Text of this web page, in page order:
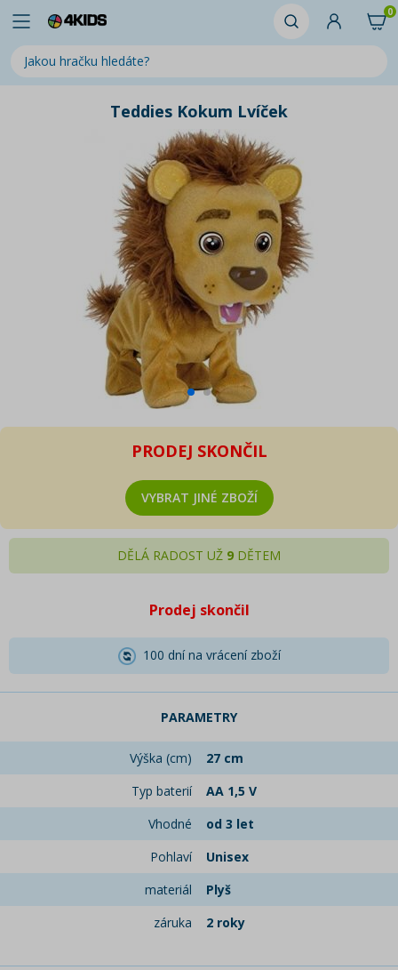
0
Teddies Kokum Lvíček
PRODEJ SKONČIL
VYBRAT JINÉ ZBOŽÍ
DĚLÁ RADOST UŽ 9 DĚTEM
Prodej skončil
100 dní na vrácení zboží
PARAMETRY
Výška (cm)
27 cm
Typ baterií
AA 1,5 V
Vhodné
od 3 let
Pohlaví
Unisex
materiál
Plyš
záruka
2 roky